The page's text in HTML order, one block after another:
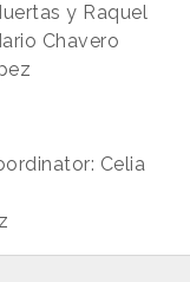
y Raquel
Chavero
Celia